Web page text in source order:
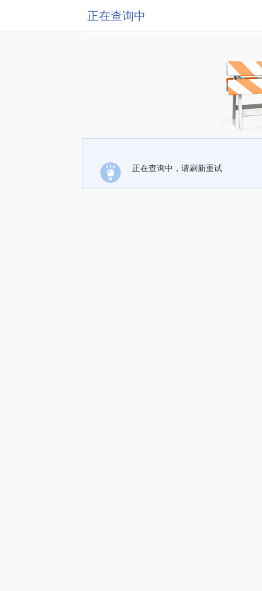
正在查询中
正在查询中，请刷新重试